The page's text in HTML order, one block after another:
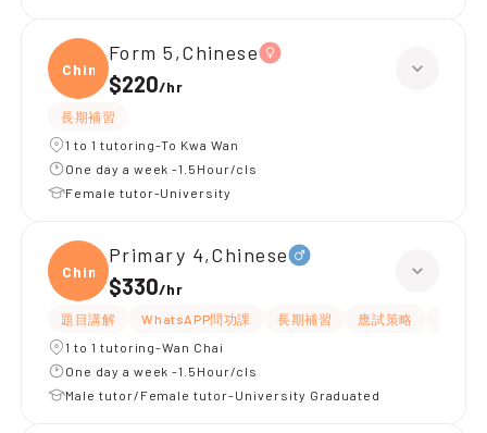
Chine
Form 5,Chinese
$220/hr
長期補習
1 to 1 tutoring-To Kwa Wan
One day a week -1.5Hour/cls
Female tutor-University
Chine
Primary 4,Chinese
$330/hr
題目講解 WhatsAPP問功課 長期補習 應試策略
1 to 1 tutoring-Wan Chai
One day a week -1.5Hour/cls
Male tutor/Female tutor-University Graduated